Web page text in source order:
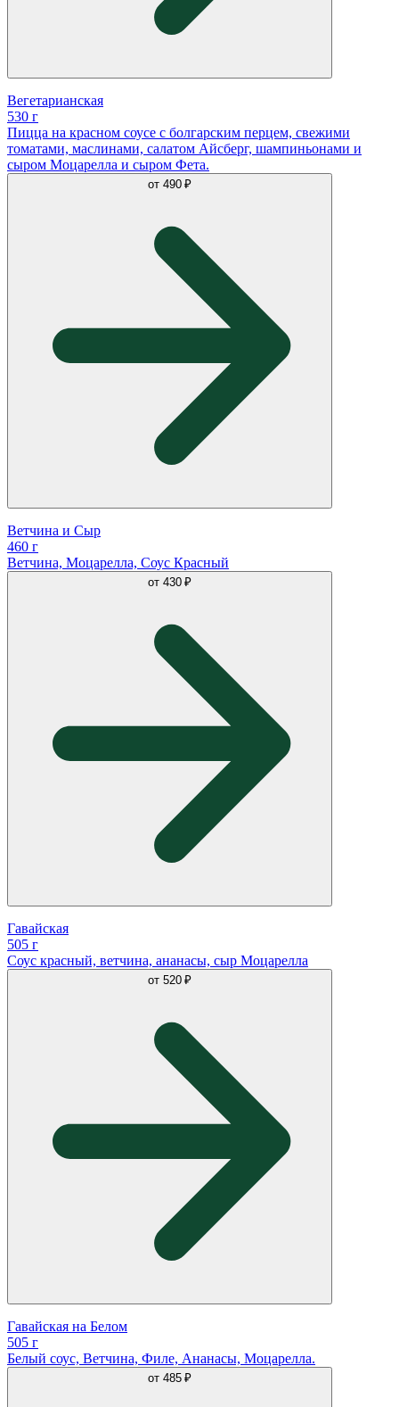
Вегетарианская
530 г
Пицца на красном соусе с болгарским перцем, свежими
томатами, маслинами, салатом Айсберг, шампиньонами и
сыром Моцарелла и сыром Фета.
от 490 ₽
Ветчина и Сыр
460 г
Ветчина, Моцарелла, Соус Красный
от 430 ₽
Гавайская
505 г
Соус красный, ветчина, ананасы, сыр Моцарелла
от 520 ₽
Гавайская на Белом
505 г
Белый соус, Ветчина, Филе, Ананасы, Моцарелла.
от 485 ₽